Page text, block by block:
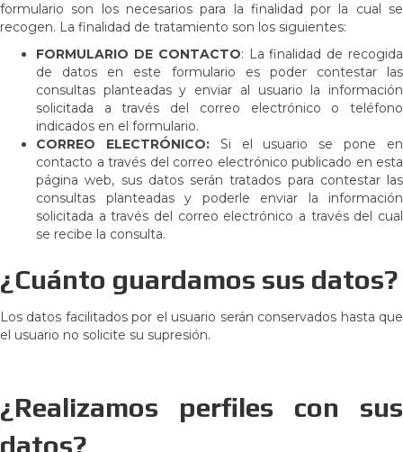
formulario son los necesarios para la finalidad por la cual se
recogen. La finalidad de tratamiento son los siguientes:
FORMULARIO DE CONTACTO: La finalidad de recogida
de datos en este formulario es poder contestar las
consultas planteadas y enviar al usuario la información
solicitada a través del correo electrónico o teléfono
indicados en el formulario.
CORREO ELECTRÓNICO:Si el usuario se pone en
contacto a través del correo electrónico publicado en esta
página web, sus datos serán tratados para contestar las
consultas planteadas y poderle enviar la información
solicitada a través del correo electrónico a través del cual
se recibe la consulta.
¿Cuánto guardamos sus datos?
Los datos facilitados por el usuario serán conservados hasta que
el usuario no solicite su supresión.
¿Realizamos perfiles con sus
datos?